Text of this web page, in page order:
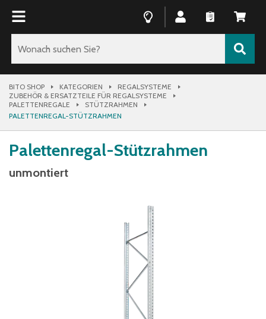
BITO SHOP KATEGORIEN
REGALSYSTEME
ZUBEHÖR & ERSATZTEILE FÜR REGALSYSTEME
PALETTENREGALE
STÜTZRAHMEN
PALETTENREGAL-STÜTZRAHMEN
Palettenregal-Stützrahmen
unmontiert